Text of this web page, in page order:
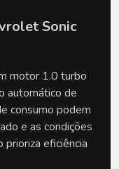
Sonic
motor 1.0 turbo
automático de
consumo podem
e as condições
eficiência